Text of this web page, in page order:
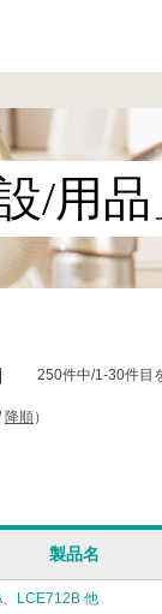
/用
250件中/1-30件目
降順）
製品名
LCE712B 他